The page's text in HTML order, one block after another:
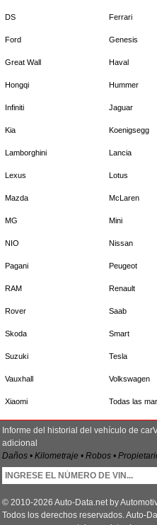
DS Ferrari
Ford Genesis
Great Wall Haval
Hongqi Hummer
Infiniti Jaguar
Kia Koenigsegg
Lamborghini Lancia
Lexus Lotus
Mazda McLaren
MG Mini
NIO Nissan
Pagani Peugeot
RAM Renault
Rover Saab
Skoda Smart
Suzuki Tesla
Vauxhall Volkswagen
Xiaomi Todas las
Informe del historial del vehículo de
adicional
Daños • Kilometraje • Robos •
© 2010-2026 Auto-Data.net by
Todos los derechos reservados. Auto-